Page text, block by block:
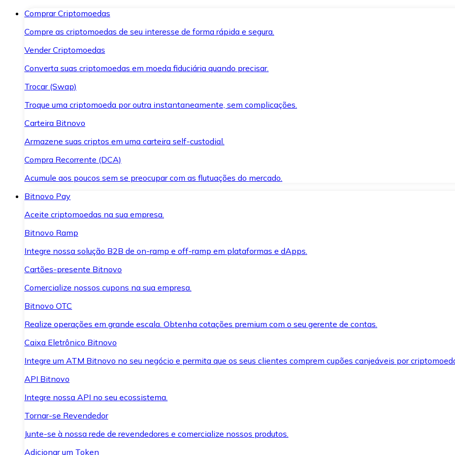
Comprar Criptomoedas
Compre as criptomoedas de seu interesse de forma rápida e segura.
Vender Criptomoedas
Converta suas criptomoedas em moeda fiduciária quando precisar.
Trocar (Swap)
Troque uma criptomoeda por outra instantaneamente, sem complicações.
Carteira Bitnovo
Armazene suas criptos em uma carteira self-custodial.
Compra Recorrente (DCA)
Acumule aos poucos sem se preocupar com as flutuações do mercado.
Bitnovo Pay
Aceite criptomoedas na sua empresa.
Bitnovo Ramp
Integre nossa solução B2B de on-ramp e off-ramp em plataformas e dApps.
Cartões-presente Bitnovo
Comercialize nossos cupons na sua empresa.
Bitnovo OTC
Realize operações em grande escala. Obtenha cotações premium com o seu gerente de contas.
Caixa Eletrônico Bitnovo
Integre um ATM Bitnovo no seu negócio e permita que os seus clientes comprem cupões canjeáveis por
API Bitnovo
Integre nossa API no seu ecossistema.
Tornar-se Revendedor
Junte-se à nossa rede de revendedores e comercialize nossos produtos.
Adicionar um Token